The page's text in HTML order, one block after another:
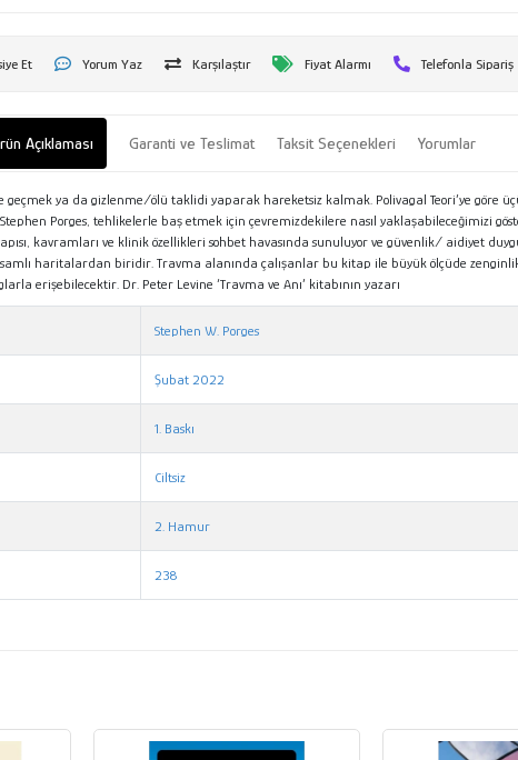
Et Yorum Yaz Karşılaştır Fiyat Alarmı Telefonla Sipariş
Açıklaması Garanti ve Teslimat Taksit Seçenekleri Yorumlar
ya da gizlenme/ölü taklidi yaparak hareketsiz kalmak. Polivagal Teori’ye göre
Porges, tehlikelerle baş etmek için çevremizdekilere nasıl yaklaşabileceğimizi
kavramları ve klinik özellikleri sohbet havasında sunuluyor ve güvenlik/ aidiyet
haritalardan biridir. Travma alanında çalışanlar bu kitap ile büyük ölçüde
erişebilecektir. Dr. Peter Levine ‘Travma ve Anı’ kitabının yazarı
Stephen W. Porges
Şubat 2022
1. Baskı
Ciltsiz
2. Hamur
238